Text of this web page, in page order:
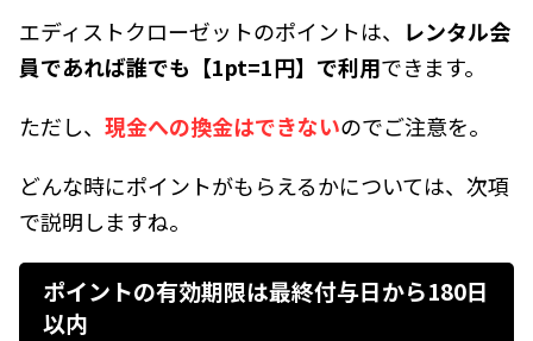
エディストクローゼットのポイントは、 レンタル会
員であれば誰でも【1pt=1円】で利用できます。
ただし、 現金への換金はできないのでご注意を。
どんな時にポイントがもらえるかについては、次項
で説明しますね。
ポイントの有効期限は最終付与日から180日
以内